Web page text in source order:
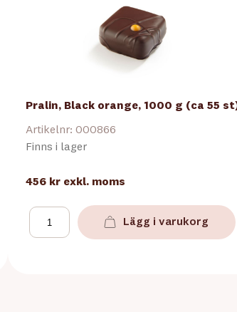
Pralin, Black orange, 1000 g (ca 55
Artikelnr: 000866
Finns i lager
456 kr exkl. moms
Lägg i varukorg